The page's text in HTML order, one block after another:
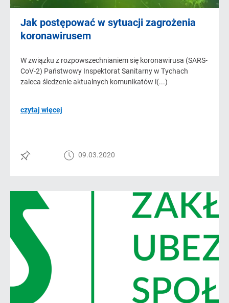
Jak postępować w sytuacji zagrożenia
koronawirusem
W związku z rozpowszechnianiem się koronawirusa (SARS-
CoV-2) Państwowy Inspektorat Sanitarny w Tychach
zaleca śledzenie aktualnych komunikatów i(...)
czytaj więcej
09.03.2020